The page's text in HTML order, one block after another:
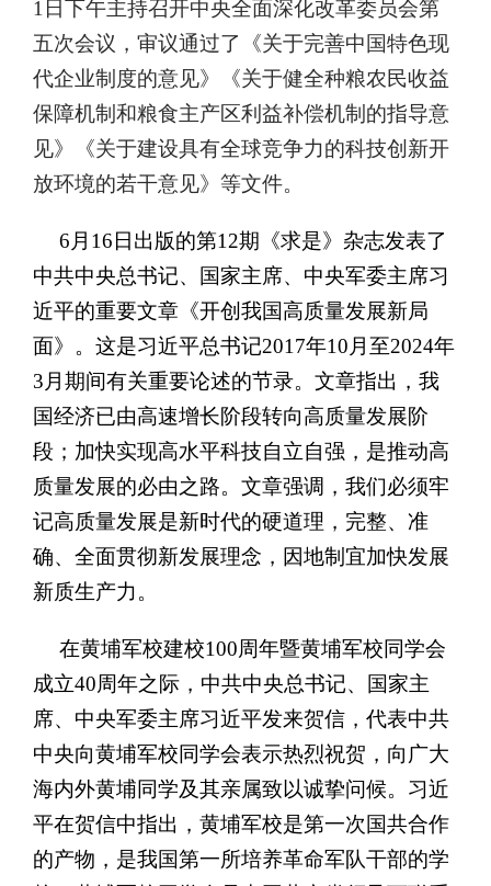
1日下午主持召开中央全面深化改革委员会第
五次会议，审议通过了《关于完善中国特色现
代企业制度的意见》《关于健全种粮农民收益
保障机制和粮食主产区利益补偿机制的指导意
见》《关于建设具有全球竞争力的科技创新开
放环境的若干意见》等文件。
6月16日出版的第12期《求是》杂志发表了
中共中央总书记、国家主席、中央军委主席习
近平的重要文章《开创我国高质量发展新局
面》。这是习近平总书记2017年10月至2024年
3月期间有关重要论述的节录。文章指出，我
国经济已由高速增长阶段转向高质量发展阶
段 ；加快实现高水平科技自立自强，是推动高
质量发展的必由之路。文章强调，我们必须牢
记高质量发展是新时代的硬道理，完整、准
确、全面贯彻新发展理念，因地制宜加快发展
新质生产力。
在黄埔军校建校100周年暨黄埔军校同学会
成立40周年之际，中共中央总书记、国家主
席、中央军委主席习近平发来贺信，代表中共
中央向黄埔军校同学会表示热烈祝贺，向广大
海内外黄埔同学及其亲属致以诚挚问候。习近
平在贺信中指出，黄埔军校是第一次国共合作
的产物，是我国第一所培养革命军队干部的学